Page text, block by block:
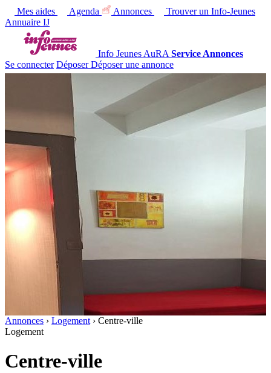
Mes aides Agenda Annonces
Trouver un Info-Jeunes
Annuaire IJ
Info Jeunes AuRA Service Annonces
Se connecter Déposer Déposer une annonce
Annonces › Logement › Centre-ville
Logement
Centre-ville